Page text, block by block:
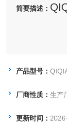
简要描述：
产品型号：
厂商性质：生产
更新时间：